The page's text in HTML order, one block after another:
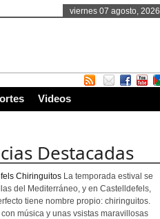
viernes 07 agosto, 2026
Videos
Destacadas
Chiringuitos La temporada estival se
del Mediterráneo, y en Castelldefels,
tiene nombre propio: chiringuitos.
con música y unas vsistas maravillosas